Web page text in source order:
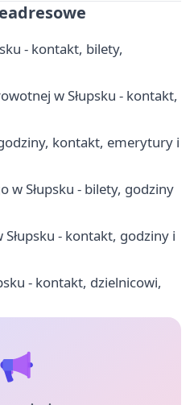
- kontakt, bilety,
w Słupsku - kontakt,
godziny, kontakt, emerytury i
w Słupsku - bilety, godziny
- kontakt, godziny i
- kontakt, dzielnicowi,